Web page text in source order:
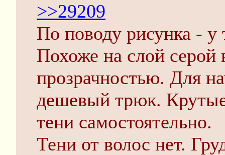
>>29209
По поводу рисунка - у
Похоже на слой серой
прозрачностью. Для
дешевый трюк.
тени самостоятельно.
Тени от волос нет.